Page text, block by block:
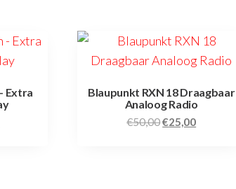
Extra
Blaupunkt RXN 18 Draagbaar
Analoog Radio
€50,00€25,00